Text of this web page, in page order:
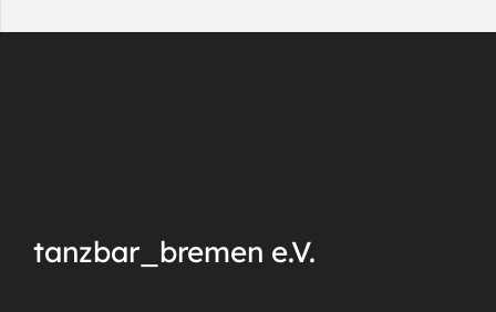
tanzbar_bremen e.V.